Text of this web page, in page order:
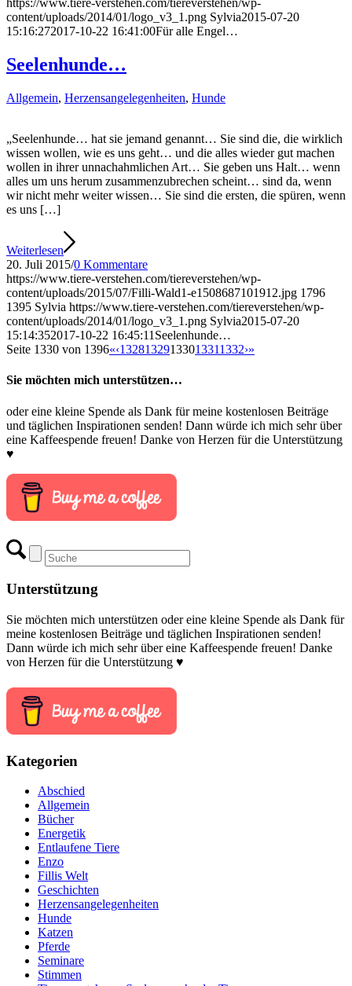
https://www.tiere-verstehen.com/tiereverstehen/wp-
content/uploads/2014/01/logo_v3_1.png Sylvia2015-07-20
15:16:272017-10-22 16:41:00Für alle Engel…
Seelenhunde…
Allgemein, Herzensangelegenheiten, Hunde
„Seelenhunde… hat sie jemand genannt… Sie sind die, die wirklich
wissen wollen, wie es uns geht… und die alles wieder gut machen
wollen in ihrer unnachahmlichen Art… Sie geben uns Halt… wenn
alles um uns herum zusammenzubrechen scheint… sind da, wenn
wir nicht mehr weiter wissen… Sie sind die ersten, die spüren, wenn
es uns […]
Weiterlesen
20. Juli 2015/0 Kommentare
https://www.tiere-verstehen.com/tiereverstehen/wp-
content/uploads/2015/07/Filli-Wald1-e1508687101912.jpg 1796
1395 Sylvia https://www.tiere-verstehen.com/tiereverstehen/wp-
content/uploads/2014/01/logo_v3_1.png Sylvia2015-07-20
15:14:352017-10-22 16:45:11 Seelenhunde…
Seite 1330 von 1396«‹13281329133013311332›»
Sie möchten mich unterstützen…
oder eine kleine Spende als Dank für meine kostenlosen Beiträge
und täglichen Inspirationen senden! Dann würde ich mich sehr über
eine Kaffeespende freuen! Danke von Herzen für die Unterstützung
♥
Unterstützung
Sie möchten mich unterstützen oder eine kleine Spende als Dank für
meine kostenlosen Beiträge und täglichen Inspirationen senden!
Dann würde ich mich sehr über eine Kaffeespende freuen! Danke
von Herzen für die Unterstützung ♥
Kategorien
Abschied
Allgemein
Bücher
Energetik
Entlaufene Tiere
Enzo
Fillis Welt
Geschichten
Herzensangelegenheiten
Hunde
Katzen
Pferde
Seminare
Stimmen